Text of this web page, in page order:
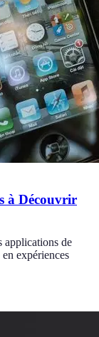
à Découvrir
applications de
expériences